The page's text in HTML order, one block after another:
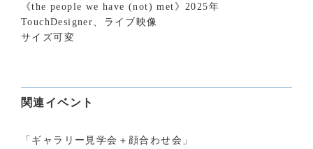
《the people we have (not) met》2025年
TouchDesigner、ライブ映像
サイズ可変
関連イベント
「ギャラリー見学会＋顔合わせ会」